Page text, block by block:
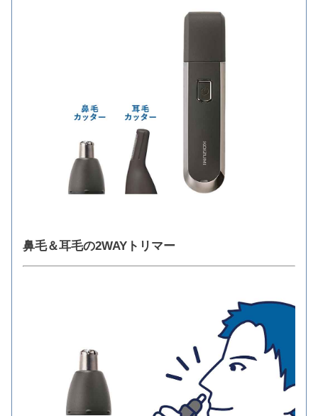
鼻毛＆耳毛の2WAYトリマー